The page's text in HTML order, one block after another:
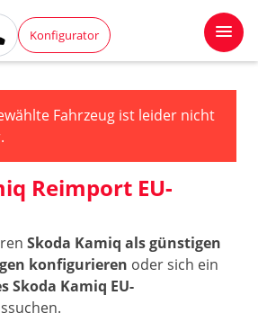
Konfigurator
Fahrzeug ist leider nicht
Reimport EU-
Skoda Kamiq als günstigen
konfigurieren oder sich ein
Skoda Kamiq EU-